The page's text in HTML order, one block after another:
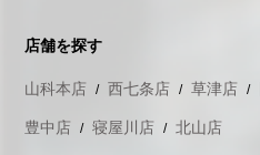
店舗を探す
山科本店 西七条店 草津店
豊中店 寝屋川店 北山店